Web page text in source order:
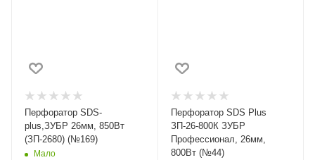
Перфоратор SDS-
plus,ЗУБР 26мм, 850Вт
(ЗП-2680) (№169)
Мало
Перфоратор SDS Plus
ЗП-26-800К ЗУБР
Профессионал, 26мм,
800Вт (№44)